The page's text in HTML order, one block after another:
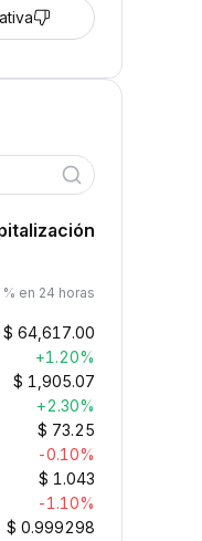
en 24 horas
$ 64,617.00
+1.20%
$ 1,905.07
+2.30%
$ 73.25
-0.10%
$ 1.043
-1.10%
$ 0.999298